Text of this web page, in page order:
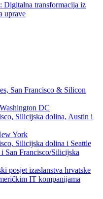
Digitalna transformacija iz
uprave
San Francisco & Silicon
DC
Silicijska dolina, Austin i
York
Silicijska dolina i Seattle
San Francisco/Silicijska
posjet izaslanstva hrvatske
IT kompanijama